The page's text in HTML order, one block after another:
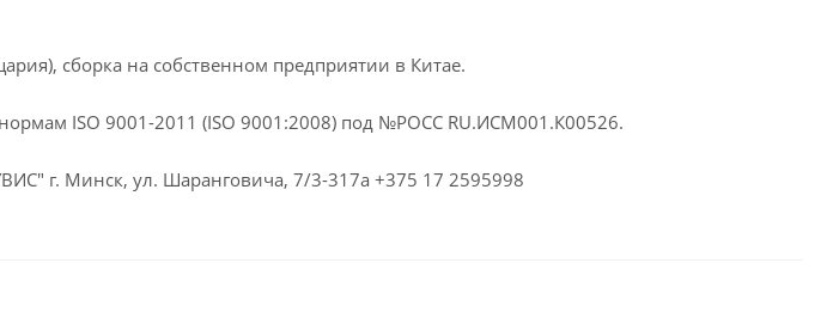
сборка на собственном предприятии в Китае.
ISO 9001-2011 (ISO 9001:2008) под №РОСС RU.ИСМ001.К00526.
г. Минск, ул. Шаранговича, 7/3-317а +375 17 2595998